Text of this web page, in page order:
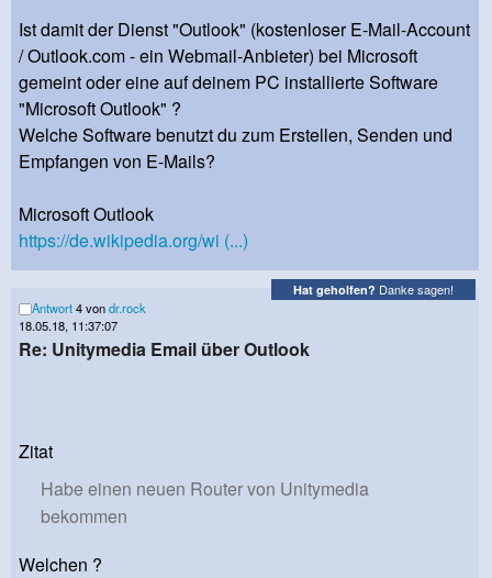
Ist damit der Dienst "Outlook" (kostenloser E-Mail-Account
/ Outlook.com - ein Webmail-Anbieter) bei Microsoft
gemeint oder eine auf deinem PC installierte Software
"Microsoft Outlook" ?
Welche Software benutzt du zum Erstellen, Senden und
Empfangen von E-Mails?
Microsoft Outlook
https://de.wikipedia.org/wi (...)
Hat geholfen? Danke sagen!
Antwort4 vondr.rock
18.05.18, 11:37:07
Re: Unitymedia Email über Outlook
Zitat
Habe einen neuen Router von Unitymedia
bekommen
Welchen ?